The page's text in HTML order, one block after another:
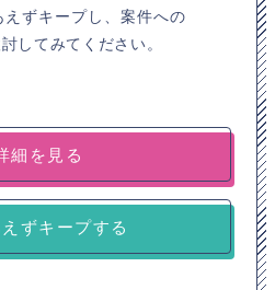
ずキープし、案件への
してみてください。
細を見る
ずキープする